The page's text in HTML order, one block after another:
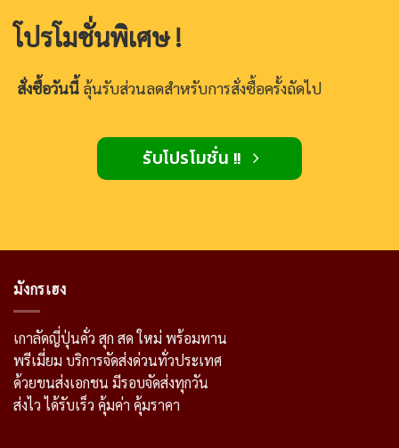
โปรโมชั่นพิเศษ !
สั่งซื้อวันนี้ ลุ้นรับส่วนลดสำหรับการสั่งซื้อครั้งถัดไป
รับโปรโมชั่น !!
มังกรเฮง
เกาลัดญี่ปุ่นคั่ว สุก สด ใหม่ พร้อมทาน
พรีเมี่ยม บริการจัดส่งด่วนทั่วประเทศ
ด้วยขนส่งเอกชน มีรอบจัดส่งทุกวัน
ส่งไว ได้รับเร็ว คุ้มค่า คุ้มราคา